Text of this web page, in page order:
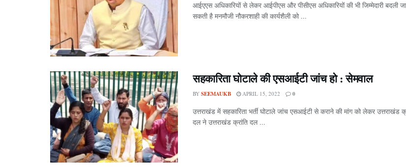
आईएएस अधिकारियों से लेकर आईपीएस और पीसीएस अधिकारियों की भी जिम्मेदारी बदली जा
सकती है मनमौजी नौकरशाही की कार्यशैली को ...
सहकारिता घोटाले की एसआईटी जांच हो : सेमवाल
BY SEEMAUKB APRIL 15, 2022 0
उत्तराखंड में सहकारिता भर्ती घोटाले जांच एसआईटी से कराने की मांग को लेकर उत्तराखंड
दल ने उत्तराखंड क्रांति दल ...